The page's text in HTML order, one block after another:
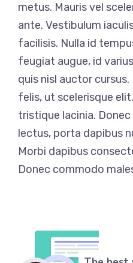
metus. Mauris vel
ante. Vestibulum
facilisis. Nulla id
feugiat augue, id
quis nisl auctor
felis, ut scelerisque
tristique lacinia.
lectus, porta dapibus
Morbi dapibus
Donec commodo